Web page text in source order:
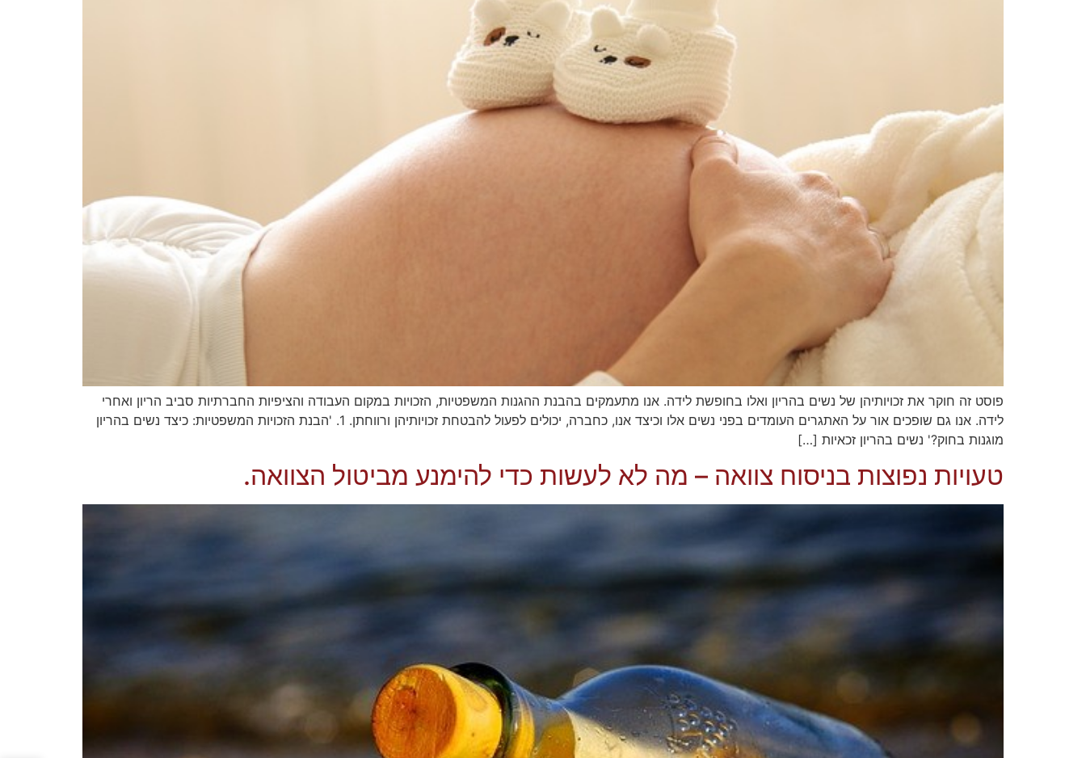
פוסט זה חוקר את זכויותיהן של נשים בהריון ואלו בחופשת לידה. אנו מתעמקים בהבנת ההגנות המשפטיות, הזכויות במקום העבודה והציפיות החברתיות סביב הריון ואחרי
לידה. אנו גם שופכים אור על האתגרים העומדים בפני נשים אלו וכיצד אנו, כחברה, יכולים לפעול להבטחת זכויותיהן ורווחתן. 1. 'הבנת הזכויות המשפטיות: כיצד נשים בהריון
מוגנות בחוק?' נשים בהריון זכאיות […]
טעויות נפוצות בניסוח צוואה – מה לא לעשות כדי להימנע מביטול הצוואה.